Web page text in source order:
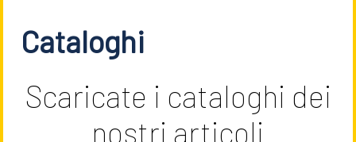
Cataloghi
Scaricate i cataloghi dei
nostri articoli